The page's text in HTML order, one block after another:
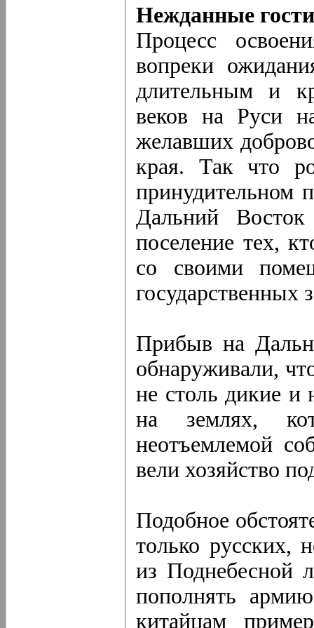
Нежданные гости
Процесс
вопреки
длительным и
веков на Руси
желавших
края. Так что
принудительном
Дальний
поселение тех,
со своими
государственных
Прибыв на
обнаруживали,
не столь дикие и
на землях,
неотъемлемой
вели хозяйство
Подобное
только русских,
из Поднебесной
пополнять
китайцам